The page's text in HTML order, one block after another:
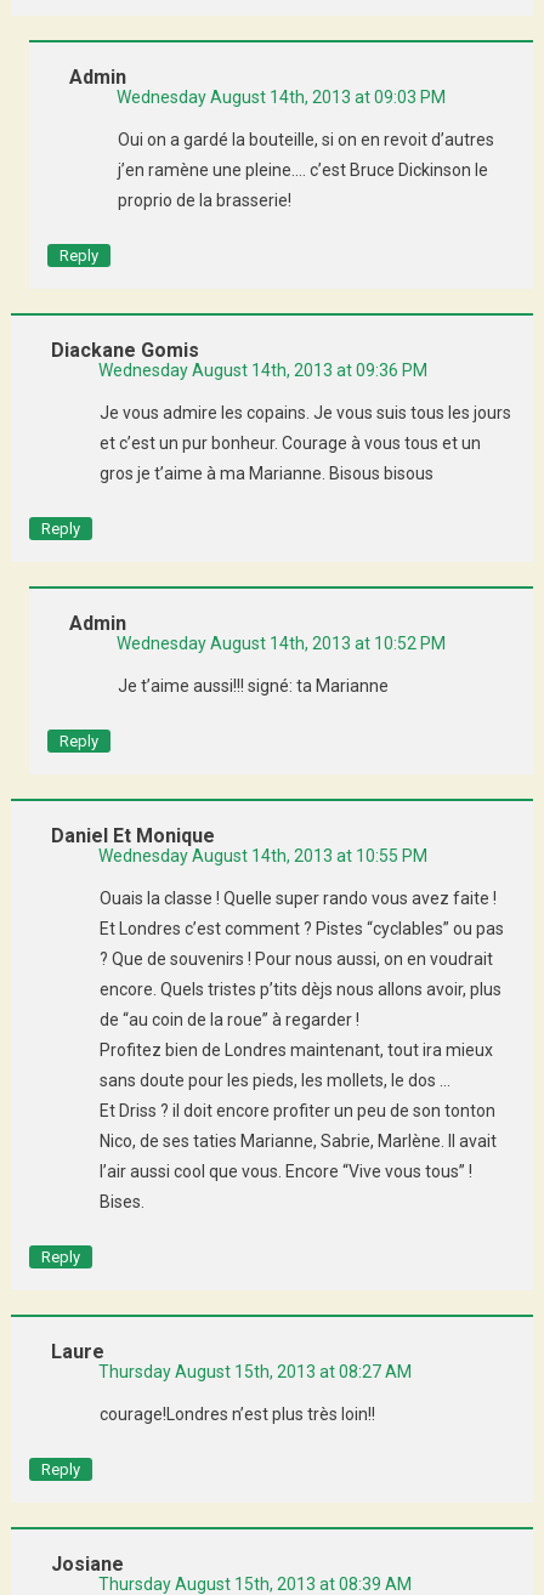
Admin
Wednesday August 14th, 2013 at 09:03 PM
Oui on a gardé la bouteille, si on en revoit d’autres
j’en ramène une pleine…. c’est Bruce Dickinson le
proprio de la brasserie!
Reply
Diackane Gomis
Wednesday August 14th, 2013 at 09:36 PM
Je vous admire les copains. Je vous suis tous les jours
et c’est un pur bonheur. Courage à vous tous et un
gros je t’aime à ma Marianne. Bisous bisous
Reply
Admin
Wednesday August 14th, 2013 at 10:52 PM
Je t’aime aussi!!! signé: ta Marianne
Reply
Daniel Et Monique
Wednesday August 14th, 2013 at 10:55 PM
Ouais la classe ! Quelle super rando vous avez faite !
Et Londres c’est comment ? Pistes “cyclables” ou pas
? Que de souvenirs ! Pour nous aussi, on en voudrait
encore. Quels tristes p’tits dèjs nous allons avoir, plus
de “au coin de la roue” à regarder !
Profitez bien de Londres maintenant, tout ira mieux
sans doute pour les pieds, les mollets, le dos …
Et Driss ? il doit encore profiter un peu de son tonton
Nico, de ses taties Marianne, Sabrie, Marlène. Il avait
l’air aussi cool que vous. Encore “Vive vous tous” !
Bises.
Reply
Laure
Thursday August 15th, 2013 at 08:27 AM
courage!Londres n’est plus très loin!!
Reply
Josiane
Thursday August 15th, 2013 at 08:39 AM